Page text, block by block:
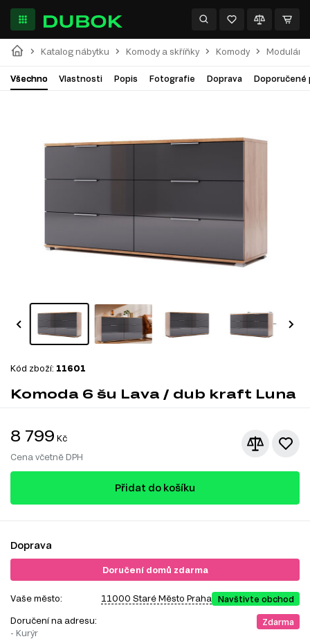
Katalog nábytku Komody a skříňky Komody
Všechno Vlastnosti Popis Fotografie Doprava Doporučené
Kód zboží: 11601
Komoda 6 šu Lava / dub kraft Luna
8 799 Kč
Cena včetně DPH
Přidat do košíku
Doprava
Doručení domů zdarma
Vaše město: 11000 Staré Město Praha Navštivte obchod
Doručení na adresu:
- Kurýr
Zdarma